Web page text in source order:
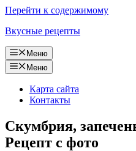
Перейти к содержимому
Вкусные рецепты
Меню
Меню
Карта сайта
Контакты
Cкумбрия,
Рецепт с фото